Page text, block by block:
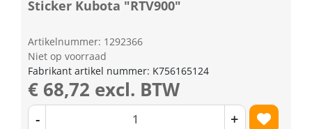
Sticker Kubota "RTV900"
Artikelnummer: 1292366
Niet op voorraad
Fabrikant artikel nummer: K756165124
€ 68,72 excl. BTW
- +